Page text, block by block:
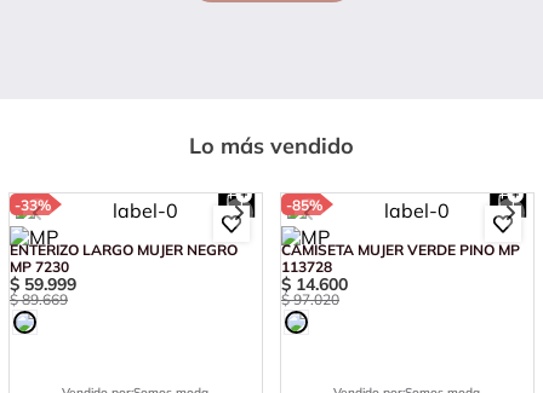
Lo más vendido
-33%
ENTERIZO LARGO MUJER NEGRO
MP 7230
$ 59.999
$ 89.669
-85%
CAMISETA MUJER VERDE PINO MP
113728
$ 14.600
$ 97.020